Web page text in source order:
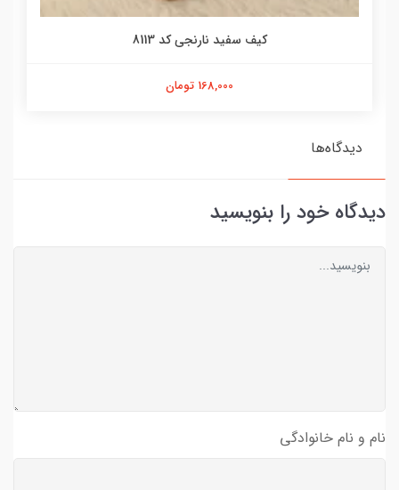
کیف سفید نارنجی کد 8113
168,000 تومان
دیدگاه‌ها
دیدگاه خود را بنویسید
نام و نام خانوادگی